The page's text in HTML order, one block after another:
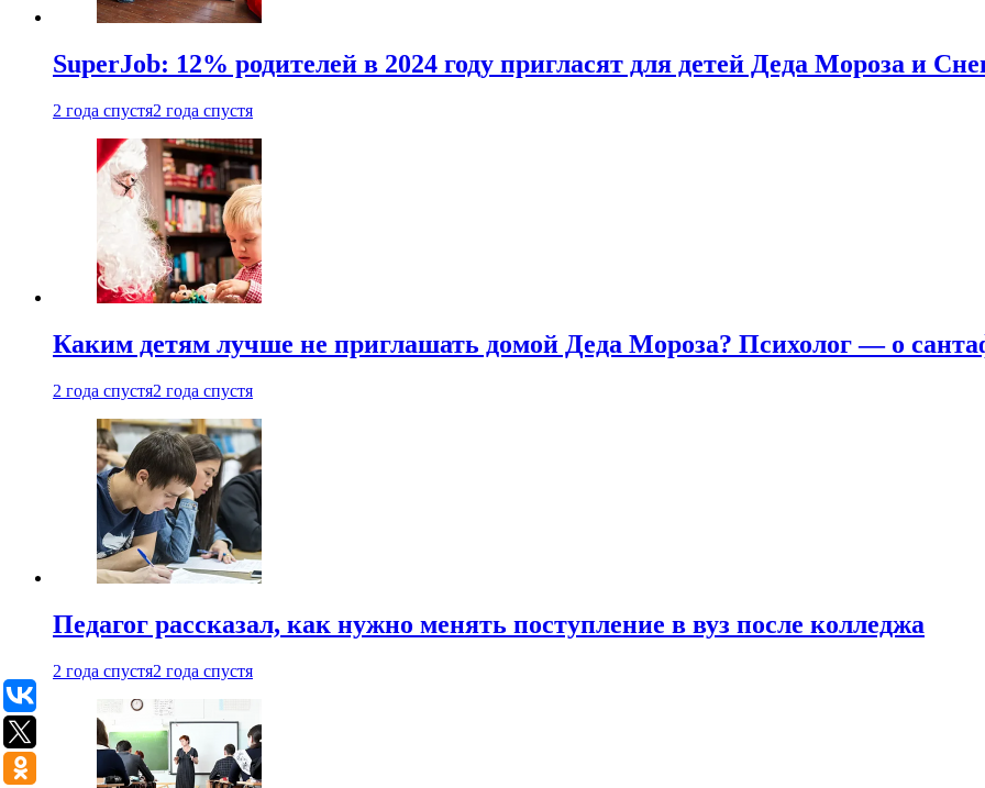
SuperJob: 12% родителей в 2024 году пригласят для детей Деда Мороза и
2 года спустя2 года спустя
Каким детям лучше не приглашать домой Деда Мороза? Психолог — о
2 года спустя2 года спустя
Педагог рассказал, как нужно менять поступление в вуз после колледжа
2 года спустя2 года спустя